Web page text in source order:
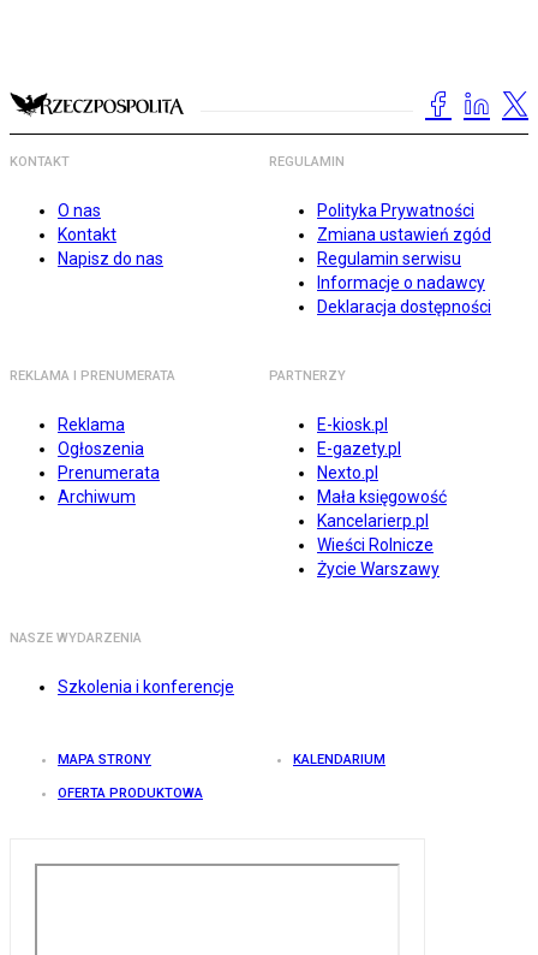
KONTAKT
O nas
Kontakt
Napisz do nas
REGULAMIN
Polityka Prywatności
Zmiana ustawień zgód
Regulamin serwisu
Informacje o nadawcy
Deklaracja dostępności
REKLAMA I PRENUMERATA
Reklama
Ogłoszenia
Prenumerata
Archiwum
PARTNERZY
E-kiosk.pl
E-gazety.pl
Nexto.pl
Mała księgowość
Kancelarierp.pl
Wieści Rolnicze
Życie Warszawy
NASZE WYDARZENIA
Szkolenia i konferencje
MAPA STRONY KALENDARIUM
OFERTA PRODUKTOWA